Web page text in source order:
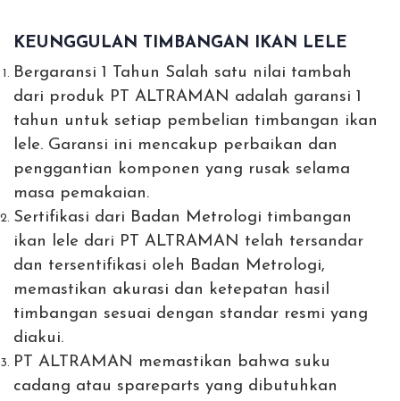
KEUNGGULAN TIMBANGAN IKAN LELE
Bergaransi 1 Tahun Salah satu nilai tambah
dari produk PT ALTRAMAN adalah garansi 1
tahun untuk setiap pembelian timbangan ikan
lele. Garansi ini mencakup perbaikan dan
penggantian komponen yang rusak selama
masa pemakaian.
Sertifikasi dari Badan Metrologi timbangan
ikan lele dari PT ALTRAMAN telah tersandar
dan tersentifikasi oleh Badan Metrologi,
memastikan akurasi dan ketepatan hasil
timbangan sesuai dengan standar resmi yang
diakui.
PT ALTRAMAN memastikan bahwa suku
cadang atau spareparts yang dibutuhkan